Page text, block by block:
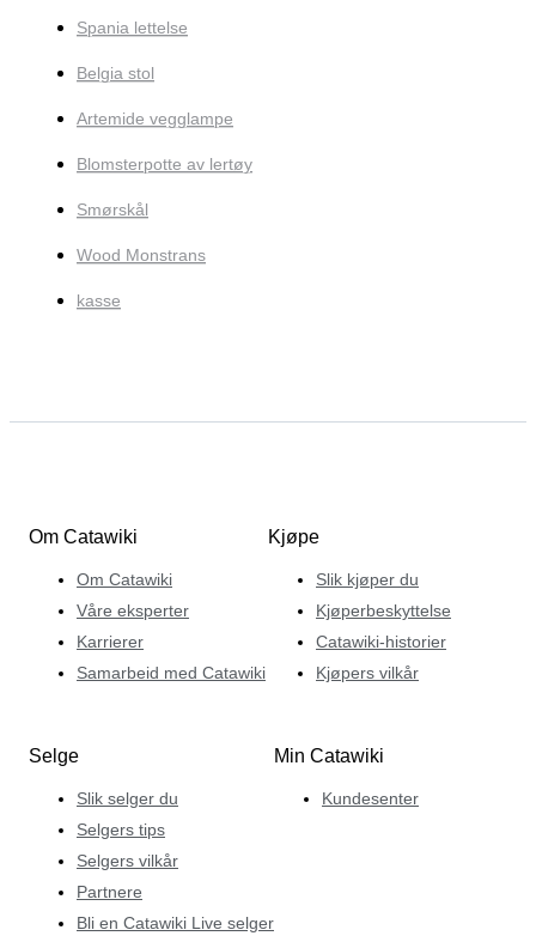
Spania lettelse
Belgia stol
Artemide vegglampe
Blomsterpotte av lertøy
Smørskål
Wood Monstrans
kasse
Om Catawiki
Om Catawiki
Våre eksperter
Karrierer
Samarbeid med Catawiki
Kjøpe
Slik kjøper du
Kjøperbeskyttelse
Catawiki-historier
Kjøpers vilkår
Selge
Slik selger du
Selgers tips
Selgers vilkår
Partnere
Bli en Catawiki Live selger
Min Catawiki
Kundesenter